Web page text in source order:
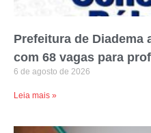
Prefeitura de
com 68 vagas para
6 de agosto de 2026
Leia mais »